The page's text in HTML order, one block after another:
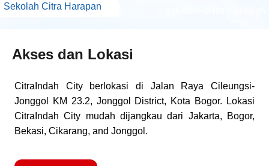
Sekolah Citra Harapan
Akses dan Lokasi
CitraIndah City berlokasi di Jalan Raya Cileungsi-
Jonggol KM 23.2, Jonggol District, Kota Bogor. Lokasi
CitraIndah City mudah dijangkau dari Jakarta, Bogor,
Bekasi, Cikarang, and Jonggol.